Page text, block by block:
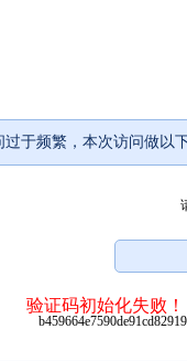
过于频繁，本次访问做以
验证码初始化失败！